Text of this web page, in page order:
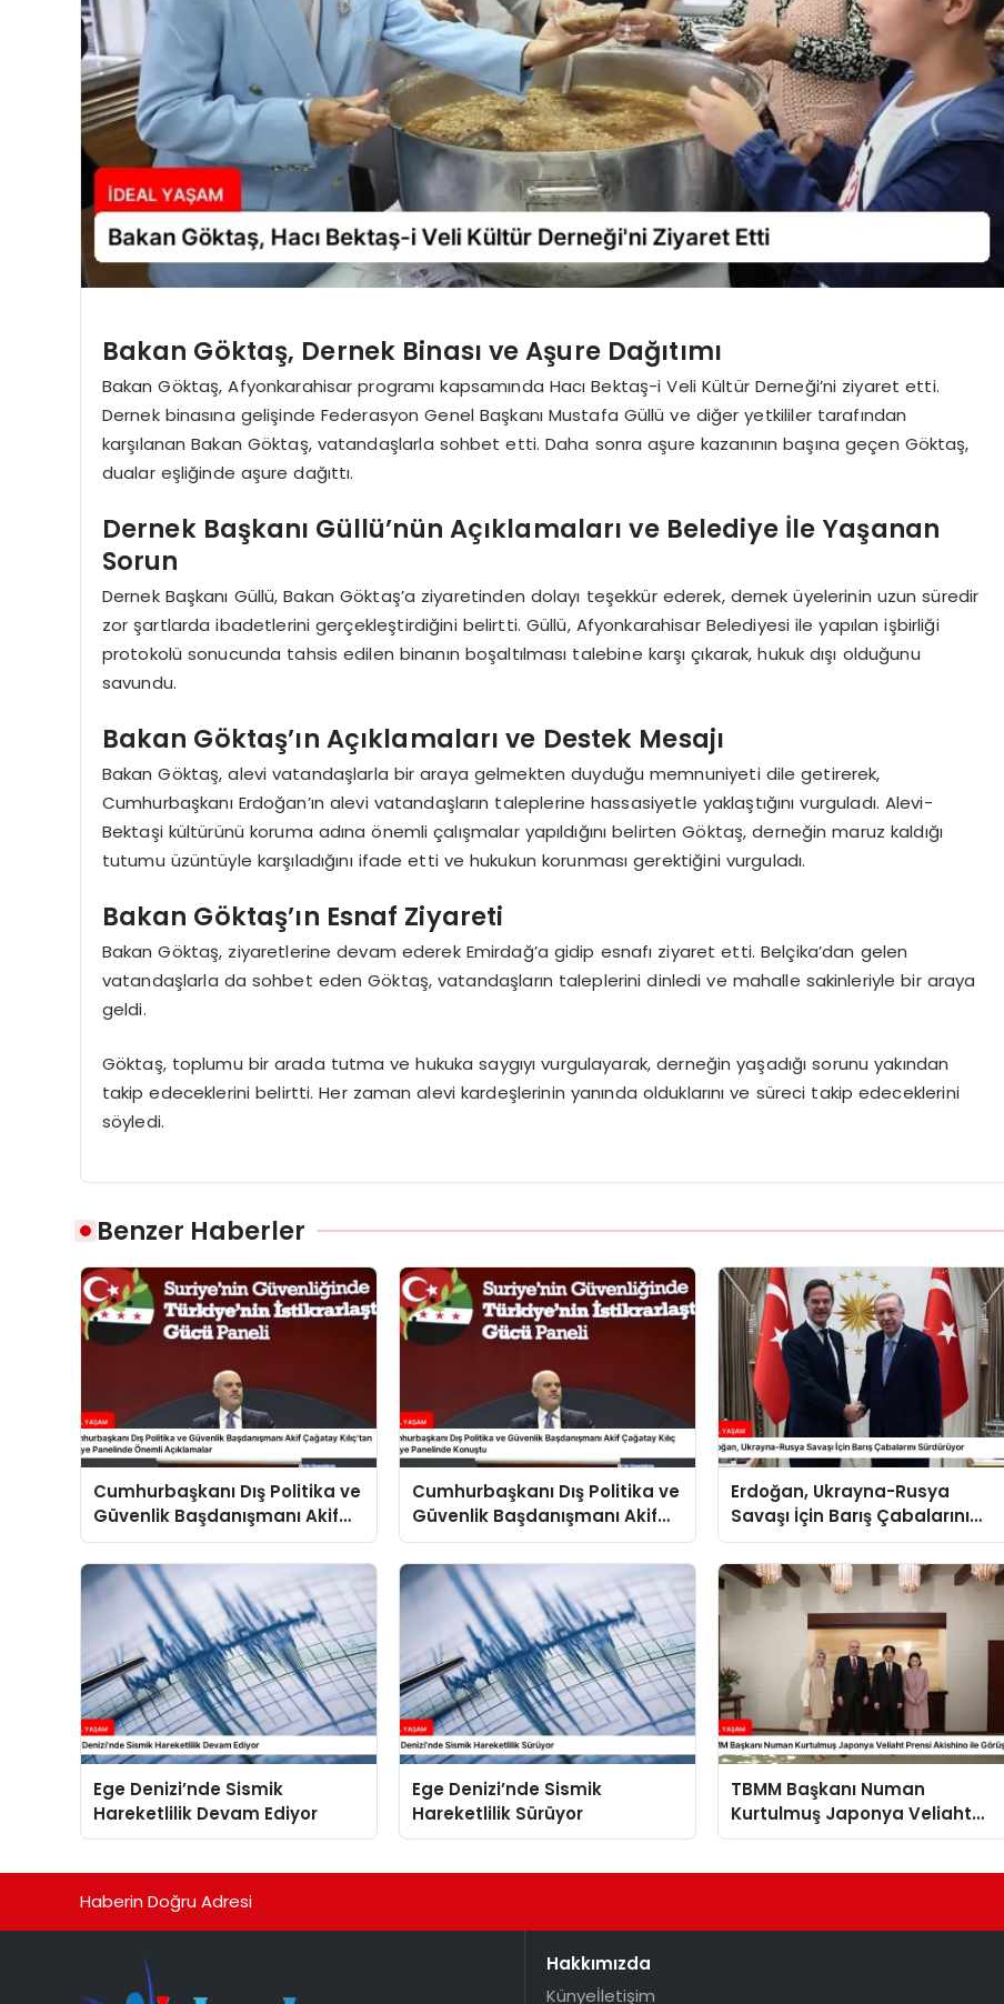
Bakan Göktaş, Dernek Binası ve Aşure Dağıtımı
Bakan Göktaş, Afyonkarahisar programı kapsamında Hacı Bektaş-i Veli Kültür Derneği’ni ziyaret etti.
Dernek binasına gelişinde Federasyon Genel Başkanı Mustafa Güllü ve diğer yetkililer tarafından
karşılanan Bakan Göktaş, vatandaşlarla sohbet etti. Daha sonra aşure kazanının başına geçen Göktaş,
dualar eşliğinde aşure dağıttı.
Dernek Başkanı Güllü’nün Açıklamaları ve Belediye İle Yaşanan
Sorun
Dernek Başkanı Güllü, Bakan Göktaş’a ziyaretinden dolayı teşekkür ederek, dernek üyelerinin uzun süredir
zor şartlarda ibadetlerini gerçekleştirdiğini belirtti. Güllü, Afyonkarahisar Belediyesi ile yapılan işbirliği
protokolü sonucunda tahsis edilen binanın boşaltılması talebine karşı çıkarak, hukuk dışı olduğunu
savundu.
Bakan Göktaş’ın Açıklamaları ve Destek Mesajı
Bakan Göktaş, alevi vatandaşlarla bir araya gelmekten duyduğu memnuniyeti dile getirerek,
Cumhurbaşkanı Erdoğan’ın alevi vatandaşların taleplerine hassasiyetle yaklaştığını vurguladı. Alevi-
Bektaşi kültürünü koruma adına önemli çalışmalar yapıldığını belirten Göktaş, derneğin maruz kaldığı
tutumu üzüntüyle karşıladığını ifade etti ve hukukun korunması gerektiğini vurguladı.
Bakan Göktaş’ın Esnaf Ziyareti
Bakan Göktaş, ziyaretlerine devam ederek Emirdağ’a gidip esnafı ziyaret etti. Belçika’dan gelen
vatandaşlarla da sohbet eden Göktaş, vatandaşların taleplerini dinledi ve mahalle sakinleriyle bir araya
geldi.
Göktaş, toplumu bir arada tutma ve hukuka saygıyı vurgulayarak, derneğin yaşadığı sorunu yakından
takip edeceklerini belirtti. Her zaman alevi kardeşlerinin yanında olduklarını ve süreci takip edeceklerini
söyledi.
Benzer Haberler
Cumhurbaşkanı Dış Politika ve
Güvenlik Başdanışmanı Akif
Çağatay Kılıç’tan Suriye
Panelinde Önemli Açıklamalar
Cumhurbaşkanı Dış Politika ve
Güvenlik Başdanışmanı Akif
Çağatay Kılıç Suriye Panelinde
Konuştu
Erdoğan, Ukrayna-Rusya
Savaşı İçin Barış Çabalarını
Sürdürüyor
Ege Denizi’nde Sismik
Hareketlilik Devam Ediyor
Ege Denizi’nde Sismik
Hareketlilik Sürüyor
TBMM Başkanı Numan
Kurtulmuş Japonya Veliaht
Prensi Akishino ile Görüştü
Haberin Doğru Adresi
Hakkımızda
Künyeİletişim